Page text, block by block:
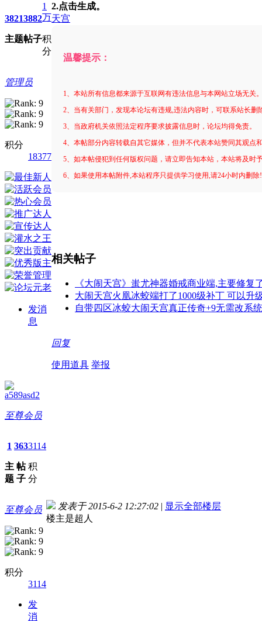
3821
主题
3882
帖子
1
万
积
分
管理员
积分
18377
发消
息
2.点击生成。
天宫
温馨提示：
1、本站所有信息都来源于互联网有违法信息与本网站立场无关
2、当有关部门，发现本论坛有违规,违法内容时，可联系站长删
3、当政府机关依照法定程序要求披露信息时，论坛均得免责。
4、本帖部分内容转载自其它媒体，但并不代表本站赞同其观点
5、如本帖侵犯到任何版权问题，请立即告知本站，本站将及时
6、如果使用本帖附件,本站程序只提供学习使用,请24小时内删
相关帖子
《大闹天宫》蚩尤神器婚戒商业端,主要修复
大闹天宫火凰冰蛟端打了1000级补丁 可以升
自带四区冰蛟大闹天宫真正传奇+9无需改系
回复
使用道具 举报
a589asd2
至尊会员
1
主
题
363
帖
子
3114
积
分
至尊会员
积分
3114
发
消
发表于 2015-6-2 12:27:02 | 显示全部楼层
楼主是超人